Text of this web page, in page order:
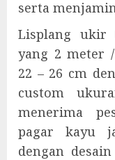
serta
Lisplang
yang 2 meter
22 – 26 cm
custom
menerima
pagar kayu
dengan